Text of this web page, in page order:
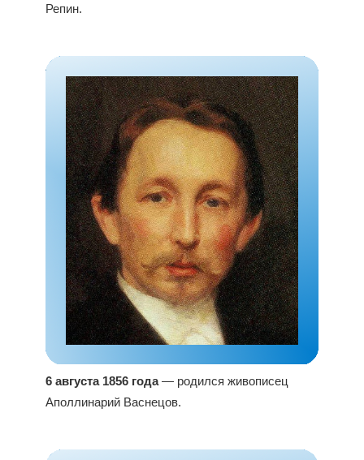
Репин.
6 августа 1856 года— родился живописец
Аполлинарий Васнецов.